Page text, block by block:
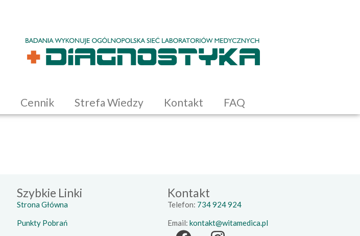
Cennik Strefa Wiedzy Kontakt FAQ
Szybkie Linki
Strona Główna
Punkty Pobrań
Kontakt
Telefon: 734 924 924
Email: kontakt@witamedica.pl